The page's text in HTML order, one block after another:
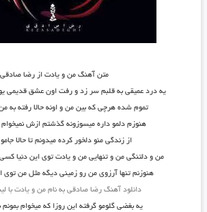
متن آهنگ من و یادت از رضا صادقی
یه درد عمیقی به قلبم سر زد و رفت اون عشق قدیمی
تموم شده هرچی که بین من و اونه حالا رفته به
هنوزم دلمو داره میسوزونه گذشتم ازش نمیخوام
از زندگی منو دلخور کرده میدونم تا حالا
من و دلتنگی من و تنهایی من و یادت توی این دنیا
هنوزنم تنها آرزوی من رو زمینی دیگه مثل من توی
دانلود آهنگ رضا صادقی به نام من و یادت با
یه بغضی گلومو گرفته این روزا که میخوام بمونم